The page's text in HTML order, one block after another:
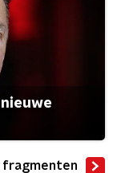
fragmenten